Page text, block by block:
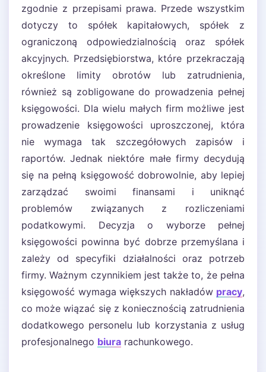
zgodnie z przepisami prawa. Przede wszystkim
dotyczy to spółek kapitałowych, spółek z
ograniczoną odpowiedzialnością oraz spółek
akcyjnych. Przedsiębiorstwa, które przekraczają
określone limity obrotów lub zatrudnienia,
również są zobligowane do prowadzenia pełnej
księgowości. Dla wielu małych firm możliwe jest
prowadzenie księgowości uproszczonej, która
nie wymaga tak szczegółowych zapisów i
raportów. Jednak niektóre małe firmy decydują
się na pełną księgowość dobrowolnie, aby lepiej
zarządzać swoimi finansami i uniknąć
problemów związanych z rozliczeniami
podatkowymi. Decyzja o wyborze pełnej
księgowości powinna być dobrze przemyślana i
zależy od specyfiki działalności oraz potrzeb
firmy. Ważnym czynnikiem jest także to, że pełna
księgowość wymaga większych nakładów pracy,
co może wiązać się z koniecznością zatrudnienia
dodatkowego personelu lub korzystania z usług
profesjonalnego biura rachunkowego.